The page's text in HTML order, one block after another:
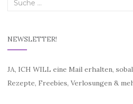
NEWSLETTER!
JA, ICH WILL eine Mail erhalten,
Rezepte, Freebies, Verlosungen &